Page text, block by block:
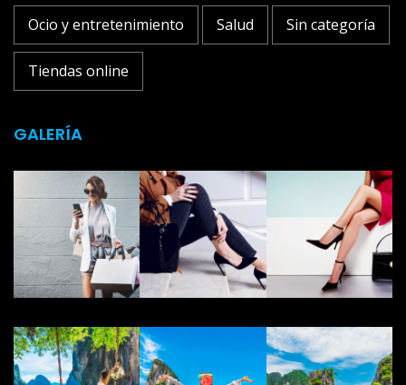
Ocio y entretenimiento Salud Sin categoría
Tiendas online
GALERÍA